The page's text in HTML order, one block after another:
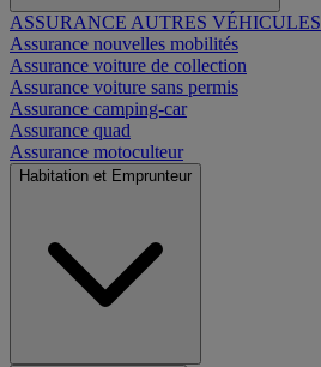
ASSURANCE AUTRES VÉHICULES
Assurance nouvelles mobilités
Assurance voiture de collection
Assurance voiture sans permis
Assurance camping-car
Assurance quad
Assurance motoculteur
Habitation et Emprunteur